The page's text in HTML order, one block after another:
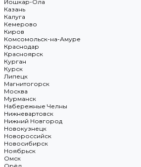
Йошкар-Ола
Казань
Калуга
Кемерово
Киров
Комсомольск-на-Амуре
Краснодар
Красноярск
Курган
Курск
Липецк
Магнитогорск
Москва
Мурманск
Набережные Челны
Нижневартовск
Нижний Новгород
Новокузнецк
Новороссийск
Новосибирск
Ноябрьск
Омск